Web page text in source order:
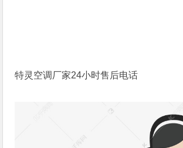
特灵空调厂家24小时售后电话